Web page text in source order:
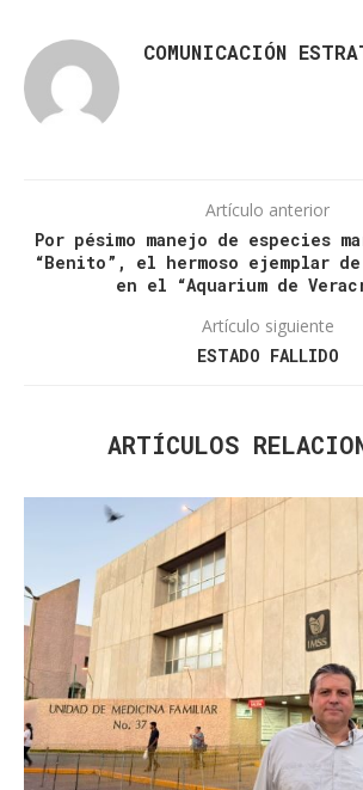
COMUNICACIÓN
Artículo anterior
Por pésimo manejo de especies
“Benito”, el hermoso ejemplar
en el “Aquarium de
Artículo siguiente
ESTADO FALLIDO
ARTÍCULOS